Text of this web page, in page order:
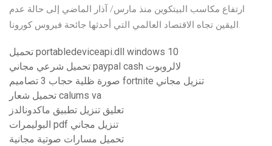
ارتفاع مكاسب البيتكوين منذ مارس/ آذار الماضي إلى حالة عدم
اليقين تجاه الاقتصاد العالمي التي أحدثها جائحة فيروس كورونا.
تحميل portabledeviceapi.dll windows 10
تحميل شرعي مجاني paypal cash لالروبوت
صورة ظلية حجاب 3 تصاميم fortnite تنزيل مجاني
تحميل شعار calums va
تعليق تنزيل تطبيق ماكدونالدز
البوليمرات pdf تنزيل مجاني
تحميل مسارات صوتية مجانية